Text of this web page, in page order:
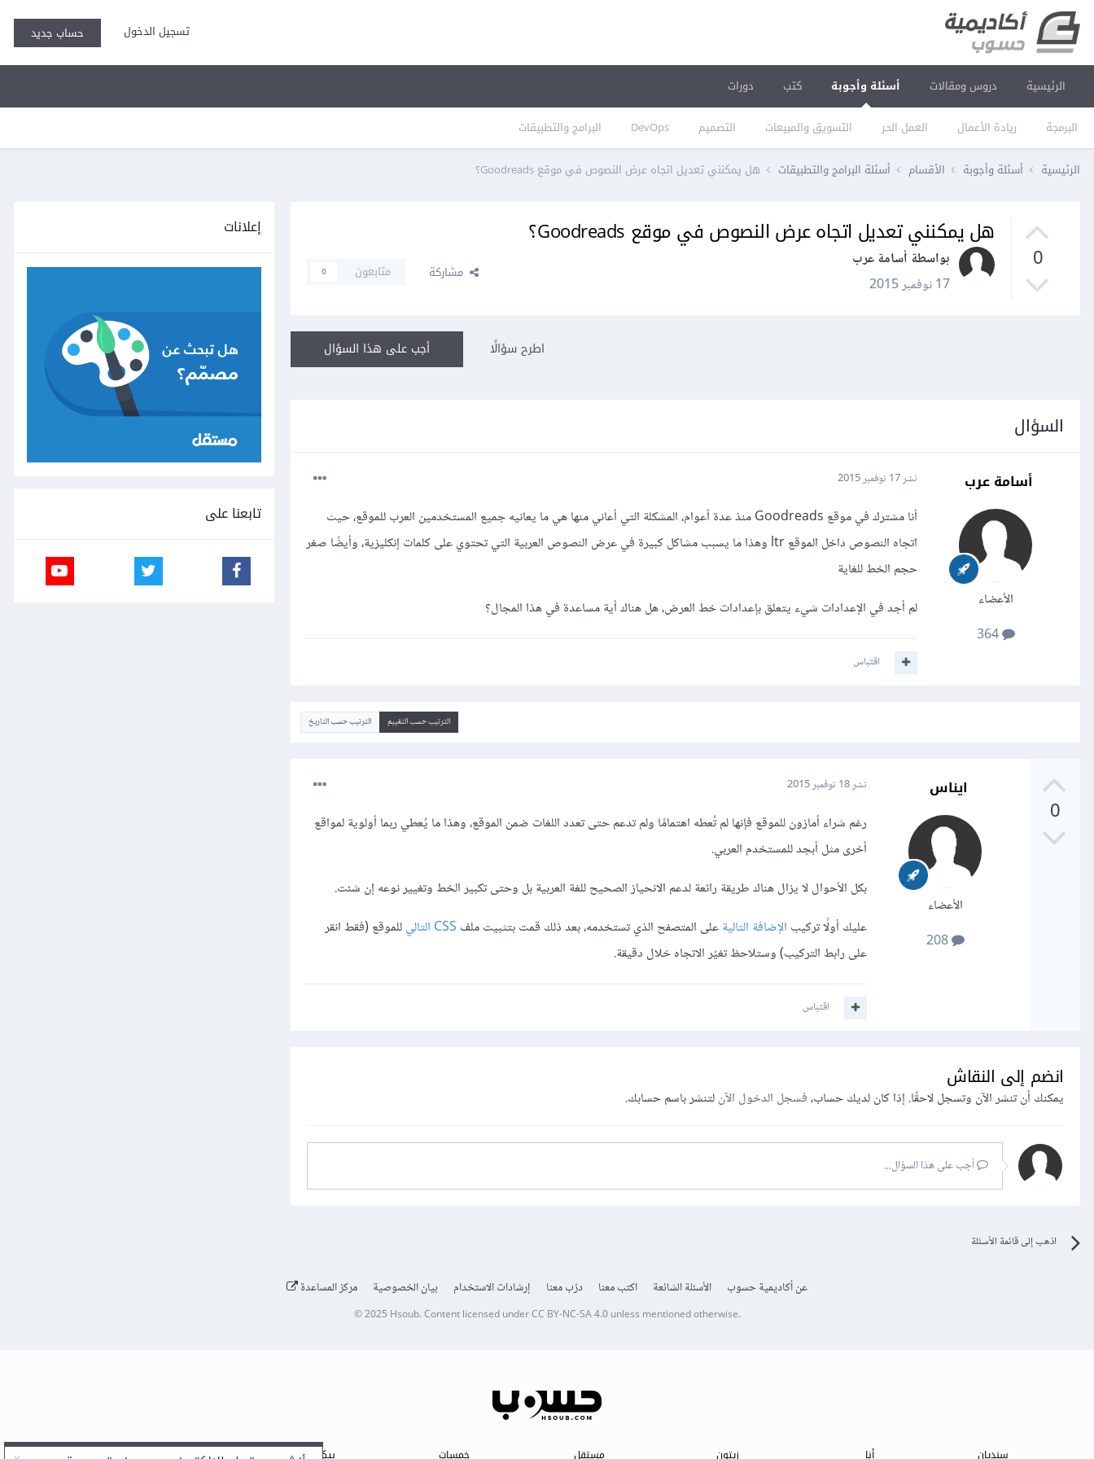
تسجيل الدخول حساب جديد
الرئيسية دروس ومقالات أسئلة وأجوبة
البرمجة ريادة الأعمال العمل الحر التسويق والمبيعات التصميم DevOps البرامج والتطبيقات
كتب دورات
الرئيسية أسئلة وأجوبة الأقسام أسئلة البرامج والتطبيقات هل يمكنني تعديل اتجاه عرض النصوص في موقع Goodreads؟
0
هل يمكنني تعديل اتجاه عرض النصوص في موقع Goodreads؟
بواسطة أسامة عرب
17 نوفمبر 2015
مشاركة متابعون 0
أجب على هذا السؤال اطرح سؤالًا
السؤال
أسامة عرب
الأعضاء
364
نشر17 نوفمبر 2015
أنا مشترك في موقع Goodreads منذ عدة أعوام، المشكلة التي أعاني منها هي ما يعانيه جميع المستخدمين العرب للموقع، حيث
اتجاه النصوص داخل الموقع ltr وهذا ما يسبب مشاكل كبيرة في عرض النصوص العربية التي تحتوي على كلمات إنكليزية، وأيضًا صغر
حجم الخط للغاية
لم أجد في الإعدادات شيء يتعلق بإعدادات خط العرض، هل هناك أية مساعدة في هذا المجال؟
اقتباس
الترتيب حسب التقييم الترتيب حسب التاريخ
0
ايناس
الأعضاء
208
نشر18 نوفمبر 2015
رغم شراء أمازون للموقع فإنها لم تُعطه اهتمامًا ولم تدعم حتى تعدد اللغات ضمن الموقع، وهذا ما يُعطي ربما أولوية لمواقع
أخرى مثل أبجد للمستخدم العربي.
بكل الأحوال لا يزال هناك طريقة رائعة لدعم الانحياز الصحيح للغة العربية بل وحتى تكبير الخط وتغيير نوعه إن شئت.
عليك أولًا تركيب الإضافة التاليةعلى المتصفح الذي تستخدمه، بعد ذلك قمت بتثبيت ملف CSS التالي
للموقع (فقط انقر
على رابط التركيب) وستلاحظ تغيّر الاتجاه خلال دقيقة.
اقتباس
انضم إلى النقاش
يمكنك أن تنشر الآن وتسجل لاحقًا. إذا كان لديك حساب،فسجل الدخول الآنلتنشر باسم حسابك.
أجب على هذا السؤال...
اذهب إلى قائمة الأسئلة
إعلانات
تابعنا على
عن أكاديمية حسوب الأسئلة الشائعة اكتب معنا درّب معنا إرشادات الاستخدام بيان الخصوصية مركز المساعدة
© 2025 Hsoub.Content licensed underCC BY-NC-SA 4.0unless mentioned otherwise.